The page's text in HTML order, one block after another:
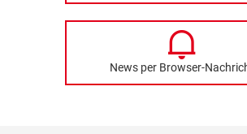
News per Browser-